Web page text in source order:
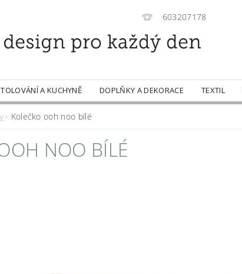
603207178
A KUCHYNĚ DOPLŇKY A DEKORACE TEXTIL
DOBROTY
Kolečko ooh noo bílé
NOO BÍLÉ